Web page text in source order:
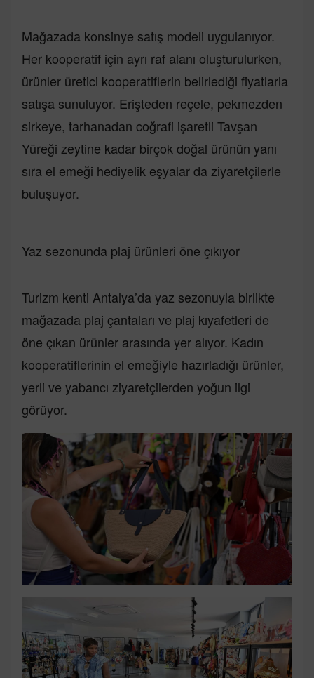
Mağazada konsinye satış modeli uygulanıyor.
Her kooperatif için ayrı raf alanı oluşturulurken,
ürünler üretici kooperatiflerin belirlediği fiyatlarla
satışa sunuluyor. Erişteden reçele, pekmezden
sirkeye, tarhanadan coğrafi işaretli Tavşan
Yüreği zeytine kadar birçok doğal ürünün yanı
sıra el emeği hediyelik eşyalar da ziyaretçilerle
buluşuyor.
Yaz sezonunda plaj ürünleri öne çıkıyor
Turizm kenti Antalya’da yaz sezonuyla birlikte
mağazada plaj çantaları ve plaj kıyafetleri de
öne çıkan ürünler arasında yer alıyor. Kadın
kooperatiflerinin el emeğiyle hazırladığı ürünler,
yerli ve yabancı ziyaretçilerden yoğun ilgi
görüyor.